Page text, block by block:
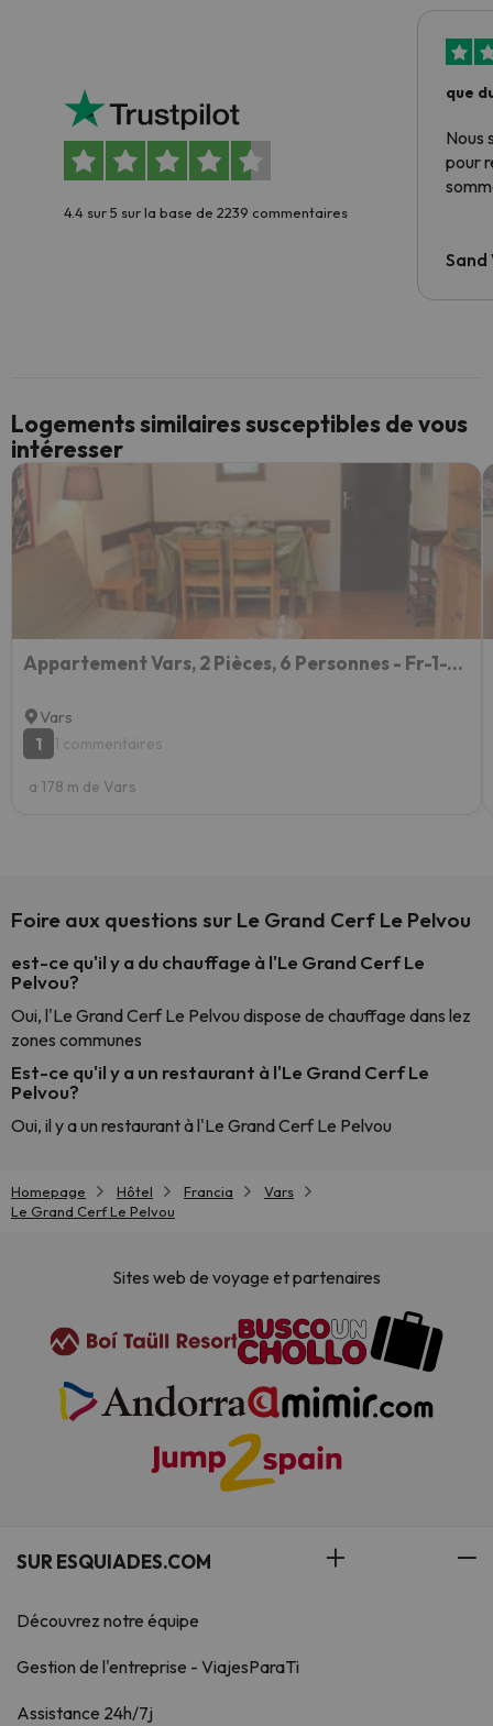
4.4 sur 5 sur la base de 2239 commentaires
que
Nous
pour
Sand
Logements similaires susceptibles de vous
intéresser
Appartement Vars, 2 Pièces, 6 Personnes - Fr-1-330b-42
Vars
1
1 commentaires
a 178 m de Vars
Foire aux questions sur Le Grand Cerf Le Pelvou
est-ce qu'il y a du chauffage à l'Le Grand Cerf Le
Pelvou?
Oui, l'Le Grand Cerf Le Pelvou dispose de chauffage dans lez
zones communes
Est-ce qu'il y a un restaurant à l'Le Grand Cerf Le
Pelvou?
Oui, il y a un restaurant à l'Le Grand Cerf Le Pelvou
Homepage Hôtel Francia
Vars
Le Grand Cerf Le Pelvou
Sites web de voyage et partenaires
SUR ESQUIADES.COM
Découvrez notre équipe
Gestion de l'entreprise - ViajesParaTi
Assistance 24h/7j